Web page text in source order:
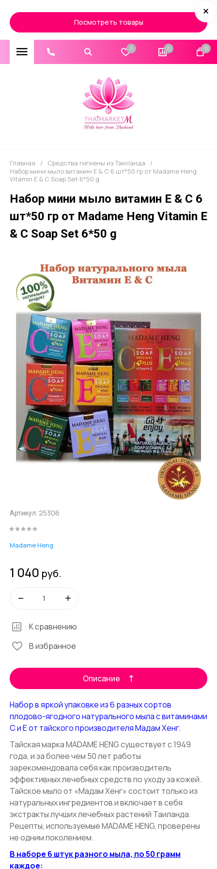
Посмотреть товары
0 0 0
Главная / Средства гигиены из Таиланда
/
Набор мини мыло витамин E & C 6 шт*50 гр от Madame Heng
Vitamin E & C Soap Set 6*50 g
Набор мини мыло витамин E & C 6
шт*50 гр от Madame Heng Vitamin E
& C Soap Set 6*50 g
Артикул: 25306
Madame Heng
1 040 руб.
К сравнению
В избранное
Описание
Набор в яркой упаковке из 6 разных сортов
плодово-ягодного натурального мыла с витаминами
C и Е от тайского производителя Мадам Хенг.
Тайская марка MADAME HENG существует с 1949
года, и за более чем 50 лет работы
зарекомендовала себя как производитель
эффективных лечебных средств по уходу за кожей.
Тайское мыло от «Мадам Хенг» состоит только из
натуральных ингредиентов и включает в себя
экстракты лучших лечебных растений Таиланда.
Рецепты, используемые MADAME HENG, проверены
не одним поколением.
В наборе 6 штук разного мыла, по 50 грамм
каждое: